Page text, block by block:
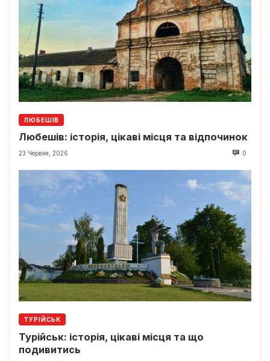
ЛЮБЕШІВ
Любешів: історія, цікаві місця та відпочинок
23 Червня, 2026 0
ТУРІЙСЬК
Турійськ: історія, цікаві місця та що
подивитись